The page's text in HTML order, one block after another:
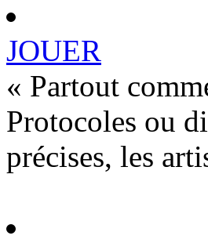
JOUER
« Partout
Protocoles ou
précises, les